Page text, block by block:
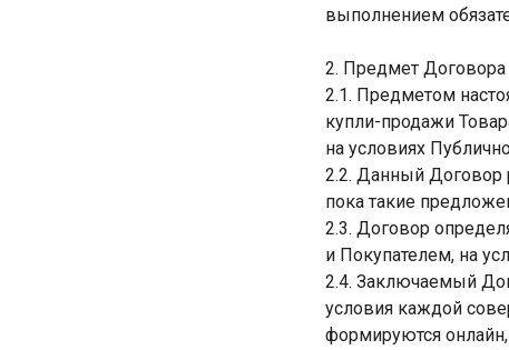
выполнением
2. Предмет Договора
2.1. Предметом
купли-продажи
на условиях
2.2. Данный Договор
пока такие
2.3. Договор
и Покупателем, на
2.4. Заключаемый
условия каждой
формируются